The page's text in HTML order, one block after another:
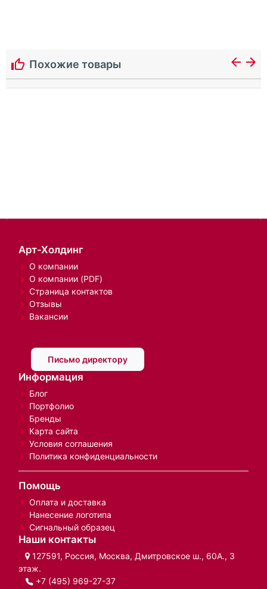
Похожие товары
Арт-Холдинг
О компании
О компании (PDF)
Страница контактов
Отзывы
Вакансии
Письмо директору
Информация
Блог
Портфолио
Бренды
Карта сайта
Условия соглашения
Политика конфиденциальности
Помощь
Оплата и доставка
Нанесение логотипа
Сигнальный образец
Наши контакты
127591, Россия, Москва, Дмитровское ш., 60А., 3
этаж.
+7 (495) 969-27-37